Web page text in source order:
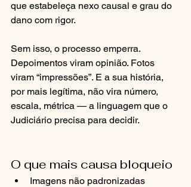
que estabeleça nexo causal e grau do
dano com rigor.
Sem isso, o processo emperra.
Depoimentos viram opinião. Fotos
viram “impressões”. E a sua história,
por mais legítima, não vira número,
escala, métrica — a linguagem que o
Judiciário precisa para decidir.
O que mais causa bloqueio
Imagens não padronizadas